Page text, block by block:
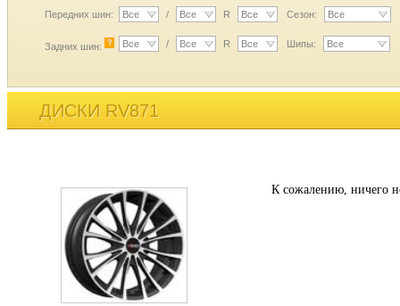
Передних шин: Все / Все R Все Сезон: Все
Задних шин: ? Все / Все R Все Шипы: Все
ДИСКИ RV871
К сожалению, ничего